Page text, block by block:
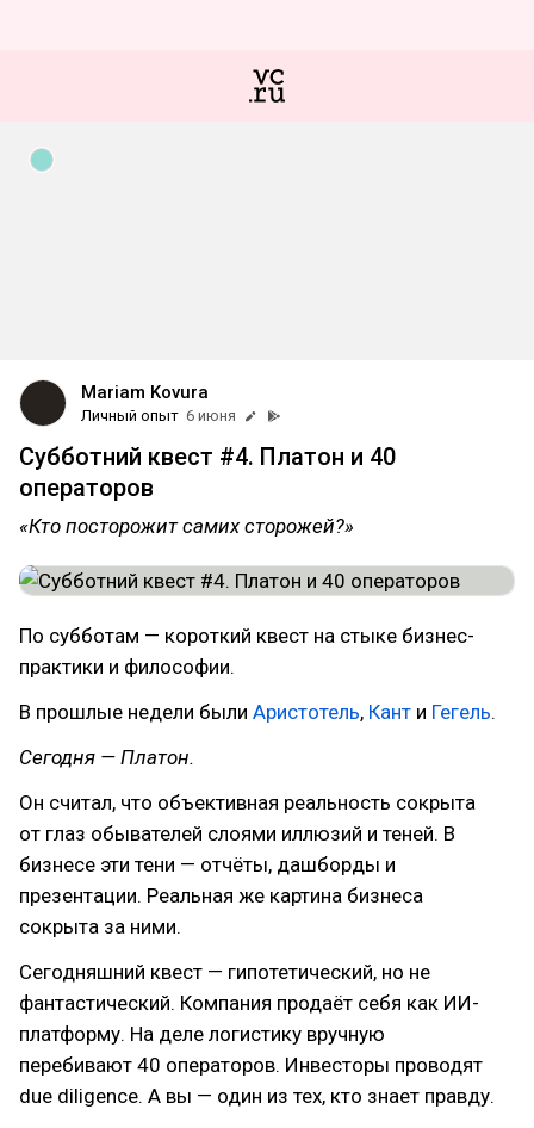
Mariam Kovura
Личный опыт 6 июня
Субботний квест #4. Платон и 40
операторов
«Кто посторожит самих сторожей?»
По субботам — короткий квест на стыке бизнес-
практики и философии.
В прошлые недели были Аристотель, Кант и Гегель.
Сегодня — Платон.
Он считал, что объективная реальность сокрыта
от глаз обывателей слоями иллюзий и теней. В
бизнесе эти тени — отчёты, дашборды и
презентации. Реальная же картина бизнеса
сокрыта за ними.
Сегодняшний квест — гипотетический, но не
фантастический. Компания продаёт себя как ИИ-
платформу. На деле логистику вручную
перебивают 40 операторов. Инвесторы проводят
due diligence. А вы — один из тех, кто знает правду.